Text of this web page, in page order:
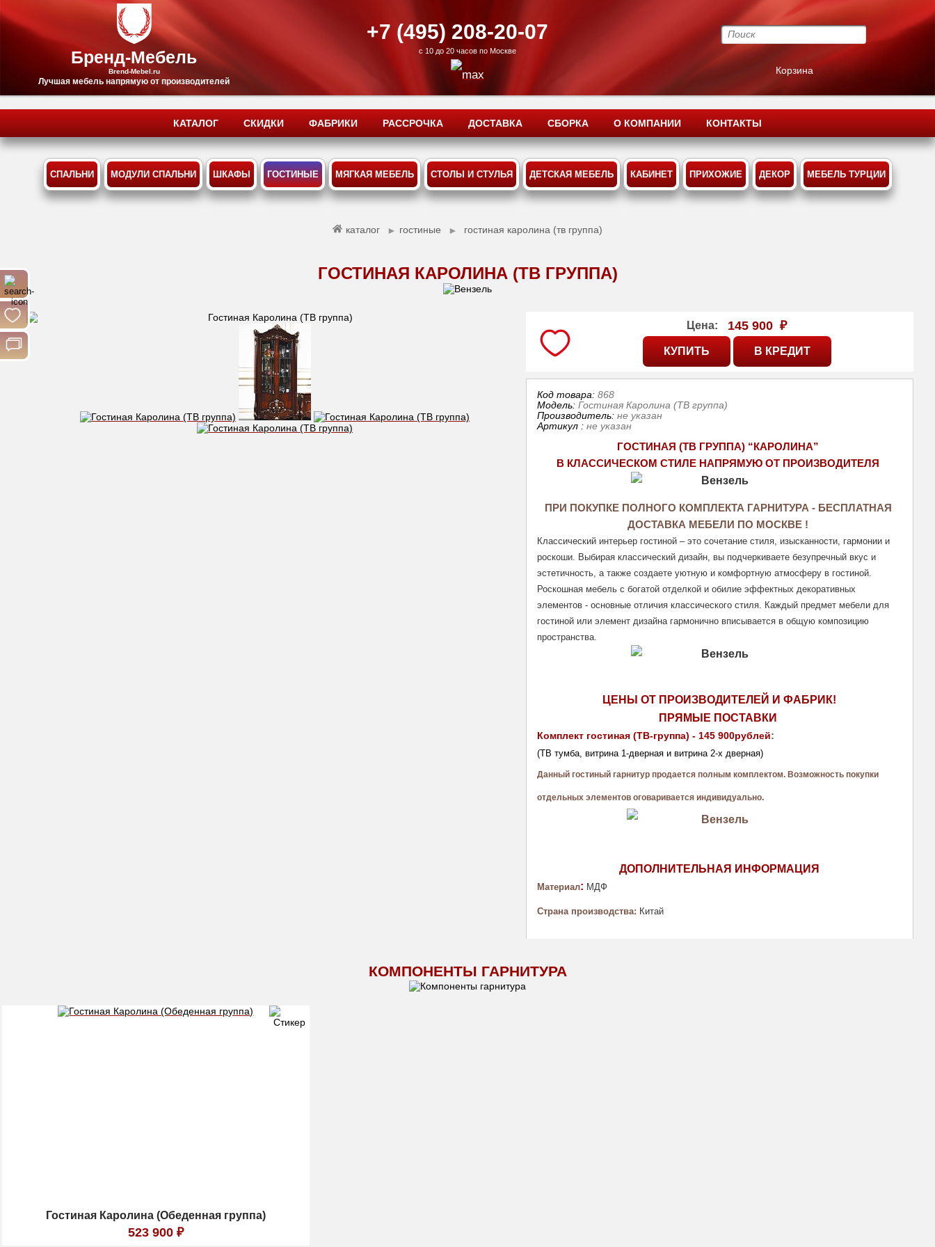
Бренд-Мебель
Brend-Mebel.ru
Лучшая мебель напрямую от производителей
Корзина
+7 (495) 208-20-07
с 10 до 20 часов по Москве
КАТАЛОГ СКИДКИ ФАБРИКИ РАССРОЧКА ДОСТАВКА СБОРКА О КОМПАНИИ КОНТАКТЫ
СПАЛЬНИ МОДУЛИ СПАЛЬНИ ШКАФЫ ГОСТИНЫЕ МЯГКАЯ МЕБЕЛЬ СТОЛЫ И СТУЛЬЯ ДЕТСКАЯ МЕБЕЛЬ КАБИНЕТ ПРИХОЖИЕ ДЕКОР МЕБЕЛЬ ТУРЦИИ
каталог ► гостиные ► гостиная каролина (тв группа)
ГОСТИНАЯ КАРОЛИНА (ТВ ГРУППА)
Цена: 145 900 ₽
Код товара:868
Модель:Гостиная Каролина (ТВ группа)
Производитель:не указан
Артикул :не указан
ГОСТИНАЯ (ТВ ГРУППА) “КАРОЛИНА”
В КЛАССИЧЕСКОМ СТИЛЕ НАПРЯМУЮ ОТ ПРОИЗВОДИТЕЛЯ
ПРИ ПОКУПКЕ ПОЛНОГО КОМПЛЕКТА ГАРНИТУРА - БЕСПЛАТНАЯ
ДОСТАВКА МЕБЕЛИ ПО МОСКВЕ !
Классический интерьер гостиной – это сочетание стиля, изысканности, гармонии и
роскоши. Выбирая классический дизайн, вы подчеркиваете безупречный вкус и
эстетичность, а также создаете уютную и комфортную атмосферу в гостиной.
Роскошная мебель с богатой отделкой и обилие эффектных декоративных
элементов - основные отличия классического стиля. Каждый предмет мебели для
гостиной или элемент дизайна гармонично вписывается в общую композицию
пространства.
ЦЕНЫ ОТ ПРОИЗВОДИТЕЛЕЙ И ФАБРИК!
ПРЯМЫЕ ПОСТАВКИ
Комплект гостиная (ТВ-группа) - 145 900рублей:
(ТВ тумба, витрина 1-дверная и витрина 2-х дверная)
Данный гостиный гарнитур продается полным комплектом. Возможность покупки
отдельных элементов оговаривается индивидуально.
ДОПОЛНИТЕЛЬНАЯ ИНФОРМАЦИЯ
Материал: МДФ
Страна производства: Китай
КОМПОНЕНТЫ ГАРНИТУРА
Гостиная Каролина (Обеденная группа)
523 900 ₽